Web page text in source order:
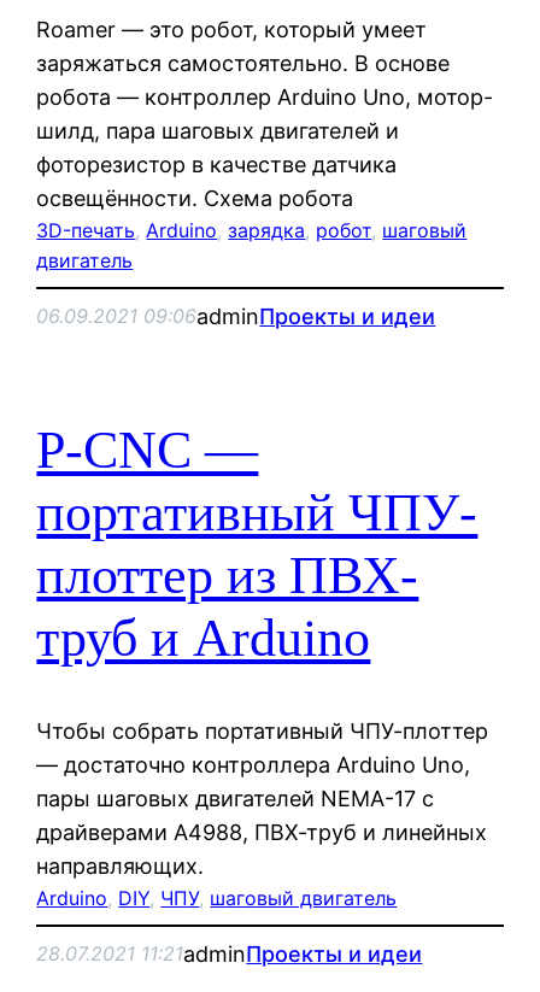
Roamer — это робот, который умеет
заряжаться самостоятельно. В основе
робота — контроллер Arduino Uno, мотор-
шилд, пара шаговых двигателей и
фоторезистор в качестве датчика
освещённости. Схема робота
3D-печать, Arduino, зарядка, робот, шаговый
двигатель
06.09.2021 09:06adminПроекты и идеи
P-CNC —
портативный ЧПУ-
плоттер из ПВХ-
труб и Arduino
Чтобы собрать портативный ЧПУ-плоттер
— достаточно контроллера Arduino Uno,
пары шаговых двигателей NEMA-17 с
драйверами A4988, ПВХ-труб и линейных
направляющих.
Arduino, DIY, ЧПУ, шаговый двигатель
28.07.2021 11:21adminПроекты и идеи